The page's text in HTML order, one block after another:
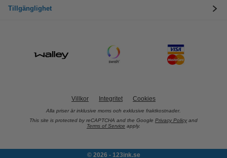
Tillgänglighet
Villkor Integritet Cookies
Alla priser är inklusive moms och exklusive fraktkostnader.
This site is protected by reCAPTCHA and the Google Privacy Policy and
Terms of Service apply.
© 2026 - 123ink.se